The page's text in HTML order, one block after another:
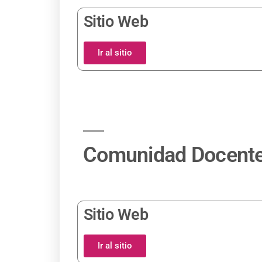
Sitio Web
Ir al sitio
Comunidad
Sitio Web
Ir al sitio